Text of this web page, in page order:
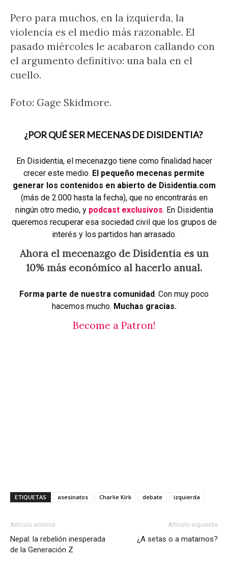
Pero para muchos, en la izquierda, la
violencia es el medio más razonable. El
pasado miércoles le acabaron callando con
el argumento definitivo: una bala en el
cuello.
Foto: Gage Skidmore.
¿POR QUÉ SER MECENAS DE DISIDENTIA?
En Disidentia, el mecenazgo tiene como finalidad hacer
crecer este medio. El pequeño mecenas permite
generar los contenidos en abierto de Disidentia.com
(más de 2.000 hasta la fecha), que no encontrarás en
ningún otro medio, y podcast exclusivos. En Disidentia
queremos recuperar esa sociedad civil que los grupos de
interés y los partidos han arrasado.
Ahora el mecenazgo de Disidentia es un
10% más económico al hacerlo anual.
Forma parte de nuestra comunidad. Con muy poco
hacemos mucho. Muchas gracias.
Become a Patron!
ETIQUETAS asesinatos Charlie Kirk debate izquierda
Artículo anterior
Nepal: la rebelión inesperada
de la Generación Z
Artículo siguiente
¿A setas o a matarnos?